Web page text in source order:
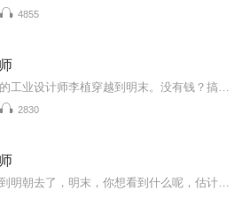
4855
2830